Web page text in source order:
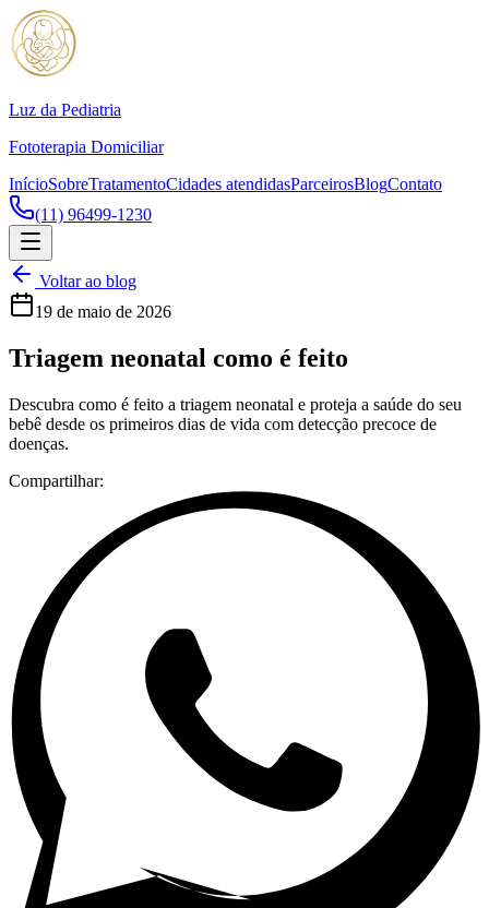
Luz da Pediatria
Fototerapia Domiciliar
InícioSobreTratamentoCidades atendidasParceirosBlogContato
(11) 96499-1230
Voltar ao blog
19 de maio de 2026
Triagem neonatal como é feito
Descubra como é feito a triagem neonatal e proteja a saúde do seu
bebê desde os primeiros dias de vida com detecção precoce de
doenças.
Compartilhar: